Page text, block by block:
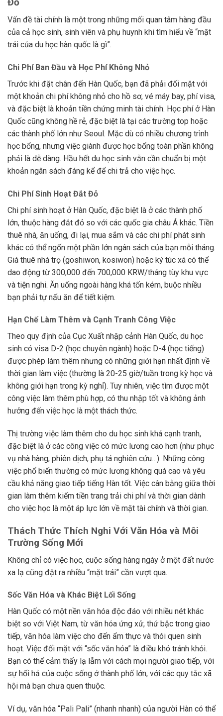
Đỏ
Vấn đề tài chính là một trong những mối quan tâm hàng đầu
của cả học sinh, sinh viên và phụ huynh khi tìm hiểu về “mặt
trái của du học hàn quốc là gì”.
Chi Phí Ban Đầu và Học Phí Không Nhỏ
Trước khi đặt chân đến Hàn Quốc, bạn đã phải đối mặt với
một khoản chi phí không nhỏ cho hồ sơ, vé máy bay, phí visa,
và đặc biệt là khoản tiền chứng minh tài chính. Học phí ở Hàn
Quốc cũng không hề rẻ, đặc biệt là tại các trường top hoặc
các thành phố lớn như Seoul. Mặc dù có nhiều chương trình
học bổng, nhưng việc giành được học bổng toàn phần không
phải là dễ dàng. Hầu hết du học sinh vẫn cần chuẩn bị một
khoản ngân sách đáng kể để chi trả cho việc học.
Chi Phí Sinh Hoạt Đắt Đỏ
Chi phí sinh hoạt ở Hàn Quốc, đặc biệt là ở các thành phố
lớn, thuộc hàng đắt đỏ so với các quốc gia châu Á khác. Tiền
thuê nhà, ăn uống, đi lại, mua sắm và các chi phí phát sinh
khác có thể ngốn một phần lớn ngân sách của bạn mỗi tháng.
Giá thuê nhà trọ (goshiwon, kosiwon) hoặc ký túc xá có thể
dao động từ 300,000 đến 700,000 KRW/tháng tùy khu vực
và tiện nghi. Ăn uống ngoài hàng khá tốn kém, buộc nhiều
bạn phải tự nấu ăn để tiết kiệm.
Hạn Chế Làm Thêm và Cạnh Tranh Công Việc
Theo quy định của Cục Xuất nhập cảnh Hàn Quốc, du học
sinh có visa D-2 (học chuyên ngành) hoặc D-4 (học tiếng)
được phép làm thêm nhưng có những giới hạn nhất định về
thời gian làm việc (thường là 20-25 giờ/tuần trong kỳ học và
không giới hạn trong kỳ nghỉ). Tuy nhiên, việc tìm được một
công việc làm thêm phù hợp, có thu nhập tốt và không ảnh
hưởng đến việc học là một thách thức.
Thị trường việc làm thêm cho du học sinh khá cạnh tranh,
đặc biệt là ở các công việc có mức lương cao hơn (như phục
vụ nhà hàng, phiên dịch, phụ tá nghiên cứu…). Những công
việc phổ biến thường có mức lương không quá cao và yêu
cầu khả năng giao tiếp tiếng Hàn tốt. Việc cân bằng giữa thời
gian làm thêm kiếm tiền trang trải chi phí và thời gian dành
cho việc học là một áp lực lớn về mặt tài chính và thời gian.
Thách Thức Thích Nghi Với Văn Hóa và Môi
Trường Sống Mới
Không chỉ có việc học, cuộc sống hàng ngày ở một đất nước
xa lạ cũng đặt ra nhiều “mặt trái” cần vượt qua.
Sốc Văn Hóa và Khác Biệt Lối Sống
Hàn Quốc có một nền văn hóa độc đáo với nhiều nét khác
biệt so với Việt Nam, từ văn hóa ứng xử, thứ bậc trong giao
tiếp, văn hóa làm việc cho đến ẩm thực và thói quen sinh
hoạt. Việc đối mặt với “sốc văn hóa” là điều khó tránh khỏi.
Bạn có thể cảm thấy lạ lẫm với cách mọi người giao tiếp, với
sự hối hả của cuộc sống ở thành phố lớn, với các quy tắc xã
hội mà bạn chưa quen thuộc.
Ví dụ, văn hóa “Pali Pali” (nhanh nhanh) của người Hàn có thể